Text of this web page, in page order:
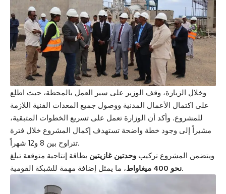
وخلال الزيارة، وقف الوزير على سير العمل بالمحطة، حيث اطلع
على اكتمال الأعمال المدنية ووصول جميع المعدات الفنية اللازمة
للمشروع. وأكد أن الوزارة تعمل على تسريع الخطوات المتبقية،
مشيراً إلى وجود خطة واضحة تستهدف إكمال المشروع خلال فترة
تتراوح بين 8 و12 شهراً.
ويتضمن المشروع تركيب وحدتين غازيتين بطاقة إنتاجية متوقعة تبلغ
نحو 400 ميغاواط، ما يمثل إضافة مهمة للشبكة القومية.